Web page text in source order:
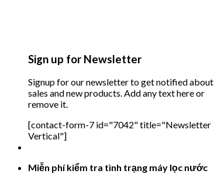
Sign up for Newsletter
Signup for our newsletter to get notified about
sales and new products. Add any text here or
remove it.
[contact-form-7 id="7042" title="Newsletter
Vertical"]
Miễn phí kiểm tra tình trạng máy lọc nước